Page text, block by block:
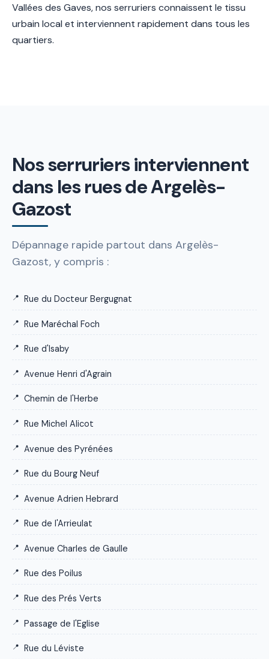
Vallées des Gaves, nos serruriers connaissent le tissu
urbain local et interviennent rapidement dans tous les
quartiers.
Nos serruriers interviennent
dans les rues de Argelès-
Gazost
Dépannage rapide partout dans Argelès-
Gazost, y compris :
Rue du Docteur Bergugnat
Rue Maréchal Foch
Rue d'Isaby
Avenue Henri d'Agrain
Chemin de l'Herbe
Rue Michel Alicot
Avenue des Pyrénées
Rue du Bourg Neuf
Avenue Adrien Hebrard
Rue de l'Arrieulat
Avenue Charles de Gaulle
Rue des Poilus
Rue des Prés Verts
Passage de l'Eglise
Rue du Léviste